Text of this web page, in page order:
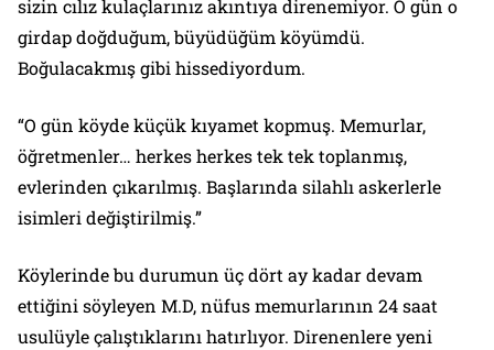
sizin cılız kulaçlarınız akıntıya direnemiyor. O gün o
girdap doğduğum, büyüdüğüm köyümdü.
Boğulacakmış gibi hissediyordum.
“O gün köyde küçük kıyamet kopmuş. Memurlar,
öğretmenler… herkes herkes tek tek toplanmış,
evlerinden çıkarılmış. Başlarında silahlı askerlerle
isimleri değiştirilmiş.”
Köylerinde bu durumun üç dört ay kadar devam
ettiğini söyleyen M.D, nüfus memurlarının 24 saat
usulüyle çalıştıklarını hatırlıyor. Direnenlere yeni